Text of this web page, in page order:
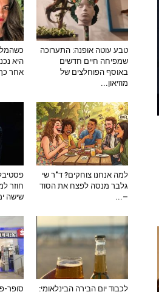
טבע עוטה אופנה: התערוכה
שמפיחה חיים חדשים
באוסף הפוחלצים של
מוזיאון...
היא
אחר
למה אנחנו צוחקים? ד"ר שי
גלבר מנסה לפצח את הסוד
–...
חוזר
שישה
לכבוד יום הבירה הבינלאומי:
סופר-